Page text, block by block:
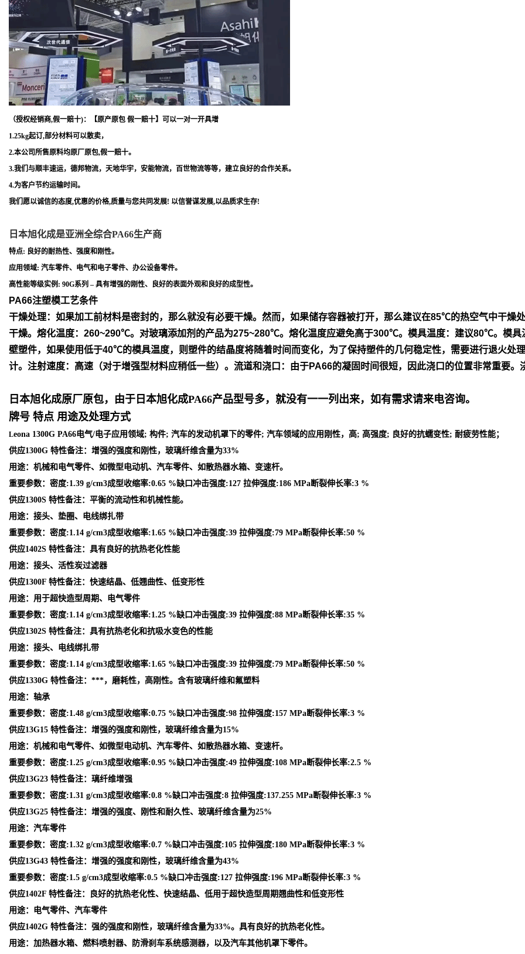
（授权经销商,假一赔十)：【原产原包 假一赔十】可以一对一开具增
1.25kg起订,部分材料可以散卖，
2.本公司所售原料均原厂原包,假一赔十。
3.我们与顺丰速运，德邦物流，天地华宇，安能物流，百世物流等等，建立良好的合作关系。
4.为客户节约运输时间。
我们愿以诚信的态度,优惠的价格,质量与您共同发展! 以信誉谋发展,以品质求生存!
日本旭化成是亚洲全综合PA66生产商
特点: 良好的耐热性、强度和刚性。
应用领域: 汽车零件、电气和电子零件、办公设备零件。
高性能等级实例: 90G系列 – 具有增强的刚性、良好的表面外观和良好的成型性。
PA66注塑模工艺条件
干燥处理：如果加工前材料是密封的，那么就没有必要干燥。然而，如果储存容器被打开，那么建议在85℃的热空气中干燥处
干燥。 熔化温度：260~290℃。对玻璃添加剂的产品为275~280℃。熔化温度应避免高于300℃。模具温度：建议80℃。模具
壁塑件，如果使用低于40℃的模具温度，则塑件的结晶度将随着时间而变化，为了保持塑件的几何稳定性，需要进行退火处
计。 注射速度：高速（对于增强型材料应稍低一些）。流道和浇口：由于PA66的凝固时间很短，因此浇口的位置非常重要。
日本旭化成原厂原包，由于日本旭化成PA66产品型号多，就没有一一列出来，如有需求请来电咨询。
牌号 特点 用途及处理方式
Leona 1300G PA66电气/电子应用领域; 构件; 汽车的发动机罩下的零件; 汽车领域的应用刚性，高; 高强度; 良好的抗蠕变性; 耐疲劳性能；
供应1300G 特性备注：增强的强度和刚性，玻璃纤维含量为33%
用途：机械和电气零件、如微型电动机、汽车零件、如散热器水箱、变速杆。
重要参数：密度:1.39 g/cm3成型收缩率:0.65 %缺口冲击强度:127 拉伸强度:186 MPa断裂伸长率:3 %
供应1300S 特性备注：平衡的流动性和机械性能。
用途：接头、垫圈、电线绑扎带
重要参数：密度:1.14 g/cm3成型收缩率:1.65 %缺口冲击强度:39 拉伸强度:79 MPa断裂伸长率:50 %
供应1402S 特性备注：具有良好的抗热老化性能
用途：接头、活性炭过滤器
供应1300F 特性备注：快速结晶、低翘曲性、低变形性
用途：用于超快造型周期、电气零件
重要参数：密度:1.14 g/cm3成型收缩率:1.25 %缺口冲击强度:39 拉伸强度:88 MPa断裂伸长率:35 %
供应1302S 特性备注：具有抗热老化和抗吸水变色的性能
用途：接头、电线绑扎带
重要参数：密度:1.14 g/cm3成型收缩率:1.65 %缺口冲击强度:39 拉伸强度:79 MPa断裂伸长率:50 %
供应1330G 特性备注：***，磨耗性，高刚性。含有玻璃纤维和氟塑料
用途：轴承
重要参数：密度:1.48 g/cm3成型收缩率:0.75 %缺口冲击强度:98 拉伸强度:157 MPa断裂伸长率:3 %
供应13G15 特性备注：增强的强度和刚性，玻璃纤维含量为15%
用途：机械和电气零件、如微型电动机、汽车零件、如散热器水箱、变速杆。
重要参数：密度:1.25 g/cm3成型收缩率:0.95 %缺口冲击强度:49 拉伸强度:108 MPa断裂伸长率:2.5 %
供应13G23 特性备注：璃纤维增强
重要参数：密度:1.31 g/cm3成型收缩率:0.8 %缺口冲击强度:8 拉伸强度:137.255 MPa断裂伸长率:3 %
供应13G25 特性备注：增强的强度、刚性和耐久性、玻璃纤维含量为25%
用途：汽车零件
重要参数：密度:1.32 g/cm3成型收缩率:0.7 %缺口冲击强度:105 拉伸强度:180 MPa断裂伸长率:3 %
供应13G43 特性备注：增强的强度和刚性，玻璃纤维含量为43%
重要参数：密度:1.5 g/cm3成型收缩率:0.5 %缺口冲击强度:127 拉伸强度:196 MPa断裂伸长率:3 %
供应1402F 特性备注：良好的抗热老化性、快速结晶、低用于超快造型周期翘曲性和低变形性
用途：电气零件、汽车零件
供应1402G 特性备注：强的强度和刚性，玻璃纤维含量为33%。具有良好的抗热老化性。
用途：加热器水箱、燃料喷射器、防滑刹车系统感测器，以及汽车其他机罩下零件。